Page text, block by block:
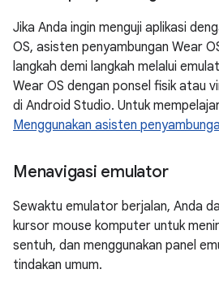
Jika Anda ingin menguji aplikasi
OS, asisten penyambungan Wear
langkah demi langkah melalui
Wear OS dengan ponsel fisik atau
di Android Studio. Untuk
Menggunakan asisten
Menavigasi emulator
Sewaktu emulator berjalan, Anda
kursor mouse komputer untuk
sentuh, dan menggunakan panel
tindakan umum.